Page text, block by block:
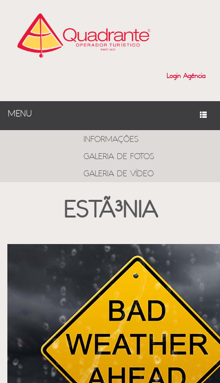
Login Agência
MENU
INFORMAÇÕES
GALERIA DE FOTOS
GALERIA DE VÍDEO
ESTÃ³NIA